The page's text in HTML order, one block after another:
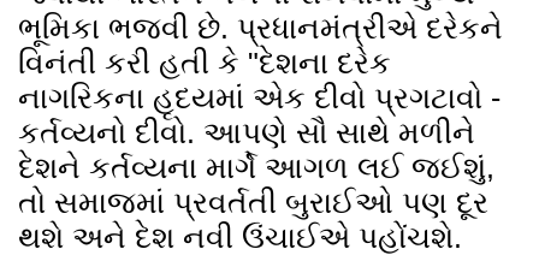
ભૂમિકા ભજવી છે. પ્રધાનમંત્રીએ દરેકને
વિનંતી કરી હતી કે "દેશના દરેક
નાગરિકના હૃદયમાં એક દીવો પ્રગટાવો -
કર્તવ્યનો દીવો. આપણે સૌ સાથે મળીને
દેશને કર્તવ્યના માર્ગે આગળ લઈ જઈશું,
તો સમાજમાં પ્રવર્તતી બુરાઈઓ પણ દૂર
થશે અને દેશ નવી ઉંચાઈએ પહોંચશે.